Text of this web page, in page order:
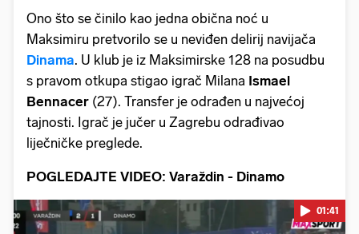
Ono što se činilo kao jedna obična noć u
Maksimiru pretvorilo se u neviđen delirij navijača
Dinama. U klub je iz Maksimirske 128 na posudbu
s pravom otkupa stigao igrač Milana Ismael
Bennacer (27). Transfer je odrađen u najvećoj
tajnosti. Igrač je jučer u Zagrebu odrađivao
liječničke preglede.
POGLEDAJTE VIDEO: Varaždin - Dinamo
01:41